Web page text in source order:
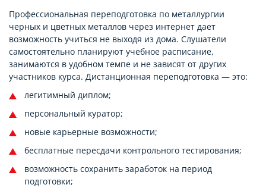
Профессиональная переподготовка по металлургии
черных и цветных металлов через интернет дает
возможность учиться не выходя из дома. Слушатели
самостоятельно планируют учебное расписание,
занимаются в удобном темпе и не зависят от других
участников курса. Дистанционная переподготовка — это:
легитимный диплом;
персональный куратор;
новые карьерные возможности;
бесплатные пересдачи контрольного тестирования;
возможность сохранить заработок на период
подготовки;